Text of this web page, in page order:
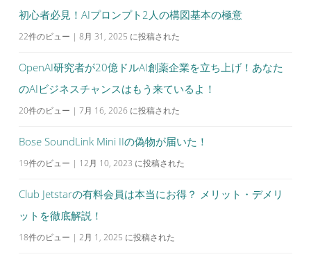
初心者必見！AIプロンプト2人の構図基本の極意
22件のビュー | 8月 31, 2025 に投稿された
OpenAI研究者が20億ドルAI創薬企業を立ち上げ！あなた
のAIビジネスチャンスはもう来ているよ！
20件のビュー | 7月 16, 2026 に投稿された
Bose SoundLink Mini IIの偽物が届いた！
19件のビュー | 12月 10, 2023 に投稿された
Club Jetstarの有料会員は本当にお得？ メリット・デメリ
ットを徹底解説！
18件のビュー | 2月 1, 2025 に投稿された